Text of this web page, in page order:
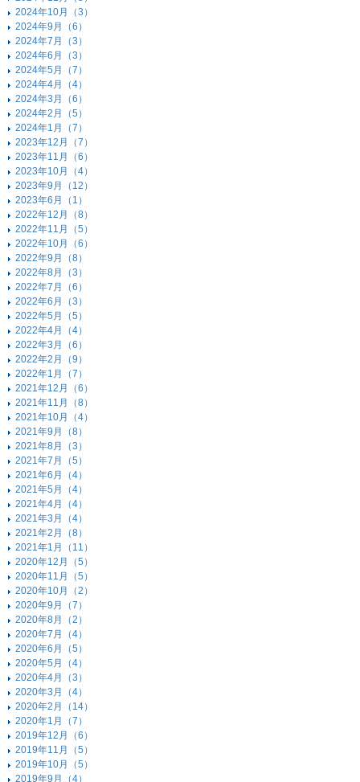
2024年10月（3）
2024年9月（6）
2024年7月（3）
2024年6月（3）
2024年5月（7）
2024年4月（4）
2024年3月（6）
2024年2月（5）
2024年1月（7）
2023年12月（7）
2023年11月（6）
2023年10月（4）
2023年9月（12）
2023年6月（1）
2022年12月（8）
2022年11月（5）
2022年10月（6）
2022年9月（8）
2022年8月（3）
2022年7月（6）
2022年6月（3）
2022年5月（5）
2022年4月（4）
2022年3月（6）
2022年2月（9）
2022年1月（7）
2021年12月（6）
2021年11月（8）
2021年10月（4）
2021年9月（8）
2021年8月（3）
2021年7月（5）
2021年6月（4）
2021年5月（4）
2021年4月（4）
2021年3月（4）
2021年2月（8）
2021年1月（11）
2020年12月（5）
2020年11月（5）
2020年10月（2）
2020年9月（7）
2020年8月（2）
2020年7月（4）
2020年6月（5）
2020年5月（4）
2020年4月（3）
2020年3月（4）
2020年2月（14）
2020年1月（7）
2019年12月（6）
2019年11月（5）
2019年10月（5）
2019年9月（4）